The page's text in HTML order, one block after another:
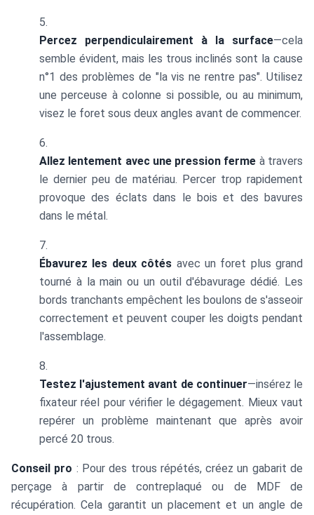
Percez perpendiculairement à la surface—cela
semble évident, mais les trous inclinés sont la cause
n°1 des problèmes de "la vis ne rentre pas". Utilisez
une perceuse à colonne si possible, ou au minimum,
visez le foret sous deux angles avant de commencer.
Allez lentement avec une pression ferme à travers
le dernier peu de matériau. Percer trop rapidement
provoque des éclats dans le bois et des bavures
dans le métal.
Ébavurez les deux côtés avec un foret plus grand
tourné à la main ou un outil d'ébavurage dédié. Les
bords tranchants empêchent les boulons de s'asseoir
correctement et peuvent couper les doigts pendant
l'assemblage.
Testez l'ajustement avant de continuer—insérez le
fixateur réel pour vérifier le dégagement. Mieux vaut
repérer un problème maintenant que après avoir
percé 20 trous.
Conseil pro : Pour des trous répétés, créez un gabarit de
perçage à partir de contreplaqué ou de MDF de
récupération. Cela garantit un placement et un angle de